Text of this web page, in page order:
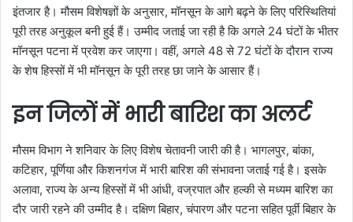
इंतजार है। मौसम विशेषज्ञों के अनुसार, मॉनसून के आगे बढ़ने के लिए परिस्थितियां
पूरी तरह अनुकूल बनी हुई हैं। उम्मीद जताई जा रही है कि अगले 24 घंटों के भीतर
मॉनसून पटना में प्रवेश कर जाएगा। वहीं, अगले 48 से 72 घंटों के दौरान राज्य
के शेष हिस्सों में भी मॉनसून के पूरी तरह छा जाने के आसार हैं।
इन जिलों में भारी बारिश का अलर्ट
मौसम विभाग ने शनिवार के लिए विशेष चेतावनी जारी की है। भागलपुर, बांका,
कटिहार, पूर्णिया और किशनगंज में भारी बारिश की संभावना जताई गई है। इसके
अलावा, राज्य के अन्य हिस्सों में भी आंधी, वज्रपात और हल्की से मध्यम बारिश का
दौर जारी रहने की उम्मीद है। दक्षिण बिहार, चंपारण और पटना सहित पूर्वी बिहार के